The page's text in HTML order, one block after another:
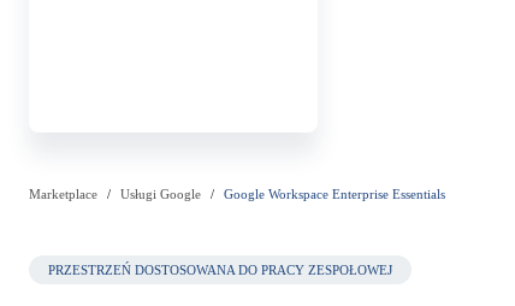
Marketplace Usługi Google Google Workspace Enterprise Essentials
PRZESTRZEŃ DOSTOSOWANA DO PRACY ZESPOŁOWEJ